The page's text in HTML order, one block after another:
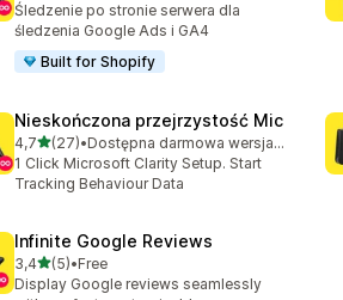
Śledzenie po stronie serwera dla
śledzenia Google Ads i GA4
Built for Shopify
Nieskończona przejrzystość Mic
4,7na 5 gwiazdek
(27)
Łączna liczba recenzji: 27
•
Dostępna darmowa wersja próbna
1 Click Microsoft Clarity Setup. Start
Tracking Behaviour Data
Infinite Google Reviews
3,4na 5 gwiazdek
(5)
Łączna liczba recenzji: 5
•Free
Display Google reviews seamlessly